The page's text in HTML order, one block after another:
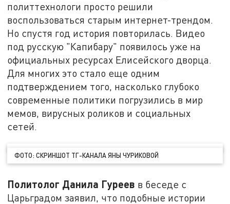
политтехнологи просто решили
воспользоваться старым интернет-трендом.
Но спустя год история повторилась. Видео
под русскую "Капибару" появилось уже на
официальных ресурсах Елисейского дворца.
Для многих это стало еще одним
подтверждением того, насколько глубоко
современные политики погрузились в мир
мемов, вирусных роликов и социальных
сетей.
ФОТО: СКРИНШОТ ТГ-КАНАЛА ЯНЫ ЧУРИКОВОЙ
Политолог Данила Гуреев в беседе с
Царьградом заявил, что подобные истории